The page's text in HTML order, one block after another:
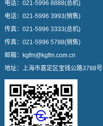
电话： 021-5996 8888(总机)
电话： 021-5996 3993(销售)
传真： 021-5996 3333(总机)
传真： 021-5996 5788(销售)
邮箱：
kgfm@kgfm.com.cn
地址： 上海市嘉定区宝钱公路3788号